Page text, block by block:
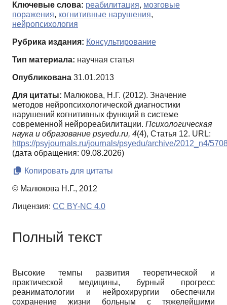
Ключевые слова: реабилитация, мозговые
поражения, когнитивные нарушения,
нейропсихология
Рубрика издания: Консультирование
Тип материала: научная статья
Опубликована 31.01.2013
Для цитаты: Малюкова, Н.Г. (2012). Значение
методов нейропсихологической диагностики
нарушений когнитивных функций в системе
современной нейрореабилитации. Психологическая
наука и образование psyedu.ru, 4(4), Статья 12. URL:
https://psyjournals.ru/journals/psyedu/archive/2012_n4/
(дата обращения: 09.08.2026)
Копировать для цитаты
© Малюкова Н.Г., 2012
Лицензия: CC BY-NC 4.0
Полный текст
Высокие темпы развития теоретической и
практической медицины, бурный прогресс
реаниматологии и нейрохирургии обеспечили
сохранение жизни больным с тяжелейшими